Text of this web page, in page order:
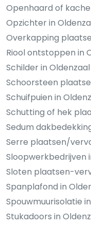
Openhaard of
Opzichter in
Overkapping
Riool ontstoppen in
Schilder in Oldenzaal
Schoorsteen
Schuifpuien in
Schutting of hek
Sedum
Serre plaatsen/
Sloopwerkbedrijven
Sloten plaatsen-
Spanplafond in
Spouwmuurisolatie
Stukadoors in